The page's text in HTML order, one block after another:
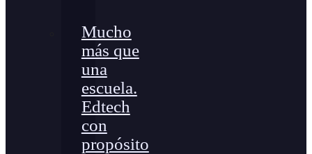
Mucho
más que
una
escuela.
Edtech
con
propósito